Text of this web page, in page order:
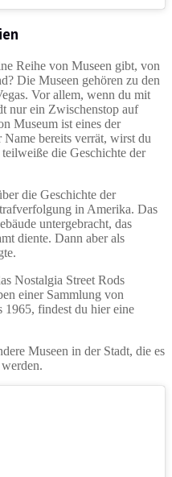
Reihe von Museen gibt, von
Die Museen gehören zu den
Vor allem, wenn du mit
nur ein Zwischenstop auf
Museum ist eines der
bereits verrät, wirst du
die Geschichte der
die Geschichte der
in Amerika. Das
untergebracht, das
diente. Dann aber als
Nostalgia Street Rods
einer Sammlung von
1965, findest du hier eine
Museen in der Stadt, die es